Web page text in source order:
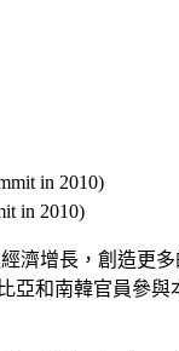
in 2010)
濟增長，創造更
和南韓官員參